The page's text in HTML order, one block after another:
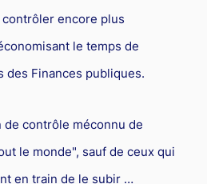
encore plus
le temps de
des Finances publiques.
de contrôle méconnu de
le monde", sauf de ceux qui
en train de le subir …